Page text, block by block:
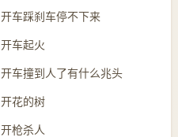
开车踩刹车停不下来
开车起火
开车撞到人了有什么兆头
开花的树
开枪杀人